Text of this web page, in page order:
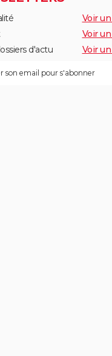
Voir
Voir
d'actu
Voir